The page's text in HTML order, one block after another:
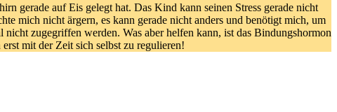
gerade auf Eis gelegt hat. Das Kind kann seinen Stress gerade nicht
mich nicht ärgern, es kann gerade nicht anders und benötigt mich, um
zugegriffen werden. Was aber helfen kann, ist das Bindungshormon
mit der Zeit sich selbst zu regulieren!